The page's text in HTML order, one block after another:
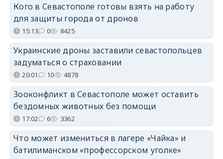
Кого в Севастополе готовы взять на работу
для защиты города от дронов
15:13 0 8425
Украинские дроны заставили севастопольцев
задуматься о страховании
20:01 10 4878
Зооконфликт в Севастополе может оставить
бездомных животных без помощи
17:02 6 3362
Что может измениться в лагере «Чайка» и
батилиманском «профессорском уголке»